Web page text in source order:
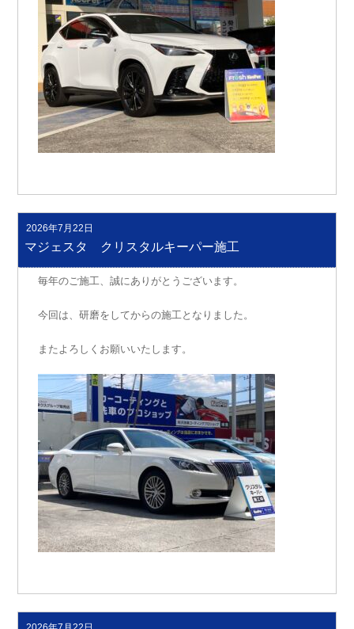
投
稿
2026年7月22日
マジェスタ クリスタルキーパー施工
毎年のご施工、誠にありがとうございます。
今回は、研磨をしてからの施工となりました。
またよろしくお願いいたします。